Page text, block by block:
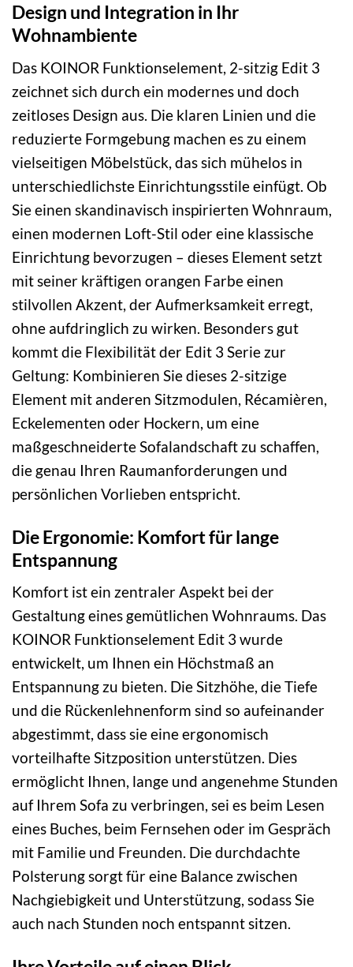
Design und Integration in Ihr
Wohnambiente
Das KOINOR Funktionselement, 2-sitzig Edit 3
zeichnet sich durch ein modernes und doch
zeitloses Design aus. Die klaren Linien und die
reduzierte Formgebung machen es zu einem
vielseitigen Möbelstück, das sich mühelos in
unterschiedlichste Einrichtungsstile einfügt. Ob
Sie einen skandinavisch inspirierten Wohnraum,
einen modernen Loft-Stil oder eine klassische
Einrichtung bevorzugen – dieses Element setzt
mit seiner kräftigen orangen Farbe einen
stilvollen Akzent, der Aufmerksamkeit erregt,
ohne aufdringlich zu wirken. Besonders gut
kommt die Flexibilität der Edit 3 Serie zur
Geltung: Kombinieren Sie dieses 2-sitzige
Element mit anderen Sitzmodulen, Récamièren,
Eckelementen oder Hockern, um eine
maßgeschneiderte Sofalandschaft zu schaffen,
die genau Ihren Raumanforderungen und
persönlichen Vorlieben entspricht.
Die Ergonomie: Komfort für lange
Entspannung
Komfort ist ein zentraler Aspekt bei der
Gestaltung eines gemütlichen Wohnraums. Das
KOINOR Funktionselement Edit 3 wurde
entwickelt, um Ihnen ein Höchstmaß an
Entspannung zu bieten. Die Sitzhöhe, die Tiefe
und die Rückenlehnenform sind so aufeinander
abgestimmt, dass sie eine ergonomisch
vorteilhafte Sitzposition unterstützen. Dies
ermöglicht Ihnen, lange und angenehme Stunden
auf Ihrem Sofa zu verbringen, sei es beim Lesen
eines Buches, beim Fernsehen oder im Gespräch
mit Familie und Freunden. Die durchdachte
Polsterung sorgt für eine Balance zwischen
Nachgiebigkeit und Unterstützung, sodass Sie
auch nach Stunden noch entspannt sitzen.